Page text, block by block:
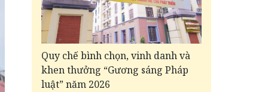
Quy chế bình chọn, vinh danh và
khen thưởng “Gương sáng Pháp
luật” năm 2026